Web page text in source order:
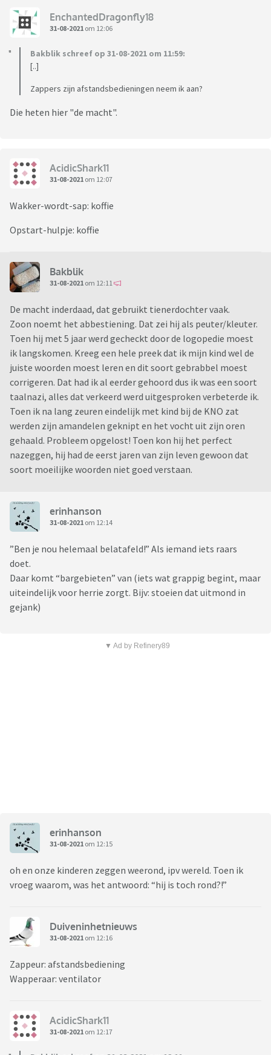
EnchantedDragonfly18
31-08-2021 om 12:06
Bakblik schreef op 31-08-2021 om 11:59:
[..]
Zappers zijn afstandsbedieningen neem ik aan?
Die heten hier "de macht".
AcidicShark11
31-08-2021 om 12:07
Wakker-wordt-sap: koffie
Opstart-hulpje: koffie
Bakblik
31-08-2021 om 12:11
De macht inderdaad, dat gebruikt tienerdochter vaak.
Zoon noemt het abbestiening. Dat zei hij als peuter/kleuter.
Toen hij met 5 jaar werd gecheckt door de logopedie moest
ik langskomen. Kreeg een hele preek dat ik mijn kind wel de
juiste woorden moest leren en dit soort gebrabbel moest
corrigeren. Dat had ik al eerder gehoord dus ik was een soort
taalnazi, alles dat verkeerd werd uitgesproken verbeterde ik.
Toen ik na lang zeuren eindelijk met kind bij de KNO zat
werden zijn amandelen geknipt en het vocht uit zijn oren
gehaald. Probleem opgelost! Toen kon hij het perfect
nazeggen, hij had de eerst jaren van zijn leven gewoon dat
soort moeilijke woorden niet goed verstaan.
erinhanson
31-08-2021 om 12:14
”Ben je nou helemaal belatafeld!” Als iemand iets raars
doet.
Daar komt “bargebieten” van (iets wat grappig begint, maar
uiteindelijk voor herrie zorgt. Bijv: stoeien dat uitmond in
gejank)
▼ Ad by Refinery89
erinhanson
31-08-2021 om 12:15
oh en onze kinderen zeggen weerond, ipv wereld. Toen ik
vroeg waarom, was het antwoord: “hij is toch rond?!”
Duiveninhetnieuws
31-08-2021 om 12:16
Zappeur: afstandsbediening
Wapperaar: ventilator
AcidicShark11
31-08-2021 om 12:17